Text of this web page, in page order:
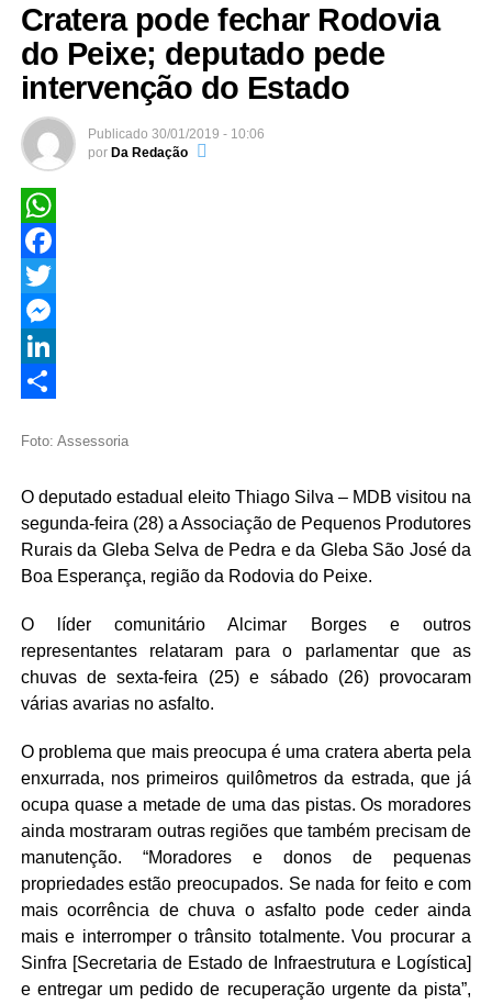
Cratera pode fechar Rodovia
do Peixe; deputado pede
intervenção do Estado
Publicado 30/01/2019 - 10:06
por Da Redação
WhatsApp
Facebook
Twitter
Messenger
LinkedIn
Foto: Assessoria
O deputado estadual eleito Thiago Silva – MDB visitou na
segunda-feira (28) a Associação de Pequenos Produtores
Rurais da Gleba Selva de Pedra e da Gleba São José da
Boa Esperança, região da Rodovia do Peixe.
O líder comunitário Alcimar Borges e outros
representantes relataram para o parlamentar que as
chuvas de sexta-feira (25) e sábado (26) provocaram
várias avarias no asfalto.
O problema que mais preocupa é uma cratera aberta pela
enxurrada, nos primeiros quilômetros da estrada, que já
ocupa quase a metade de uma das pistas. Os moradores
ainda mostraram outras regiões que também precisam de
manutenção. “Moradores e donos de pequenas
propriedades estão preocupados. Se nada for feito e com
mais ocorrência de chuva o asfalto pode ceder ainda
mais e interromper o trânsito totalmente. Vou procurar a
Sinfra [Secretaria de Estado de Infraestrutura e Logística]
e entregar um pedido de recuperação urgente da pista”,